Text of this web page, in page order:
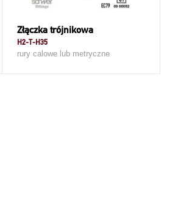
Złączka trójnikowa
H2-T-H35
rury calowe lub metryczne